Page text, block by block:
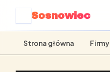
Sosnowiec
Strona główna Firmy